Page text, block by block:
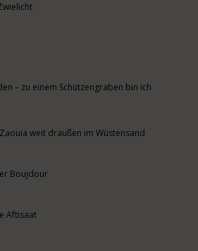
– zu einem Schützengraben bin ich
weit draußen im Wüstensand
Boujdour
Aftisaat